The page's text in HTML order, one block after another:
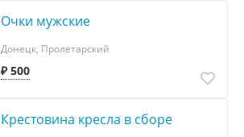
Очки мужские
₽ 500
Донецк, Пролетарский
Крестовина кресла в сборе